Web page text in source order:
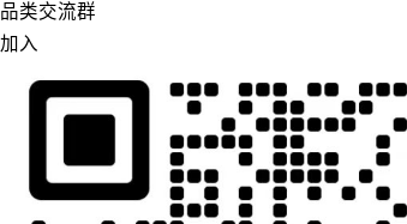
品类交流群
加入